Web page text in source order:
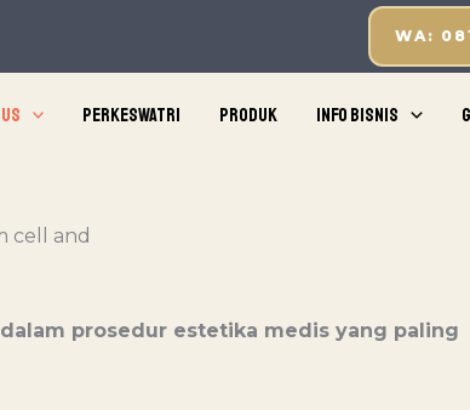
WA:
Perkeswatri Produk Info Bisnis
prosedur estetika medis yang paling